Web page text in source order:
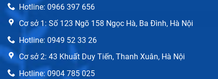
Hotline: 0966 397 656
Cơ sở 1: Số 123 Ngõ 158 Ngọc Hà, Ba Đình, Hà Nội
Hotline: 0949 52 33 26
Cơ sở 2: 43 Khuất Duy Tiến, Thanh Xuân, Hà Nội
Hotline: 0904 785 025